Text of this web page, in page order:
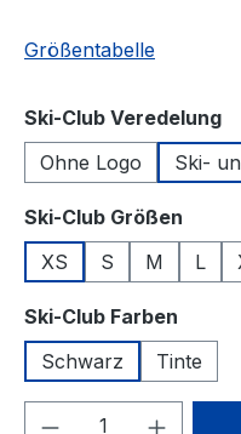
Größentabelle
Ski-Club Veredelung
Ohne Logo
Ski-
Ski-Club Größen
XS
S M L
Ski-Club Farben
Schwarz
Tinte
Produkt